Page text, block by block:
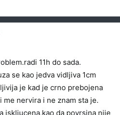
11h do sada.
se kao jedva vidljiva 1cm
je kad je crno prebojena
nervira i ne znam sta je.
iskljucena,kao da povrsina nije